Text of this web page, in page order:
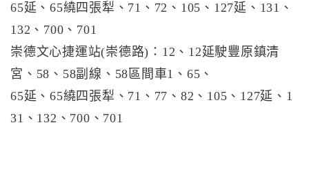
65延、65繞四張犁、71、72、105、127延、131、
132、700、701
崇德文心捷運站(崇德路)：12、12延駛豐原鎮清
宮、58、58副線、58區間車1、65、
65延、65繞四張犁、71、77、82、105、127延、1
31、132、700、701